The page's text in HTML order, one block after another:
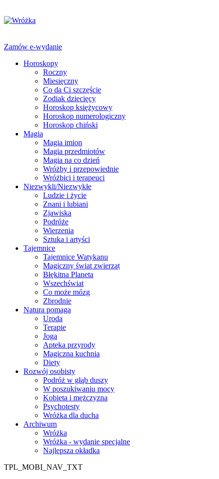
Zamów e-wydanie
Horoskopy
Roczny
Miesięczny
Co da Ci szczęście
Zodiak dziecięcy
Horoskop księżycowy
Horoskop numerologiczny
Horoskop chiński
Magia
Magia imion
Magia przedmiotów
Magia na co dzień
Wróżby i przepowiednie
Wróżbici i terapeuci
Niezwykli/Niezwykłe
Ludzie i życie
Znani i lubiani
Zjawiska
Podróże
Wierzenia
Sztuka i artyści
Tajemnice
Tajemnice Watykanu
Magiczny świat zwierząt
Błękitna Planeta
Wszechświat
Co może mózg
Zbrodnie
Natura pomaga
Uroda
Terapie
Joga
Apteka przyrody
Magiczna kuchnia
Diety
Rozwój osobisty
Podróż w głąb duszy
W poszukiwaniu mocy
Kobieta i mężczyzna
Psychotesty
Wróżka dla ducha
Archiwum
Wróżka
Wróżka - wydanie specjalne
Najlepsza okładka
TPL_MOBI_NAV_TXT